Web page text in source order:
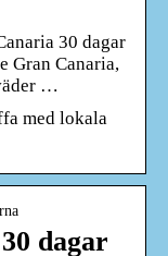
30 dagar
Gran Canaria,
…
med lokala
dagar